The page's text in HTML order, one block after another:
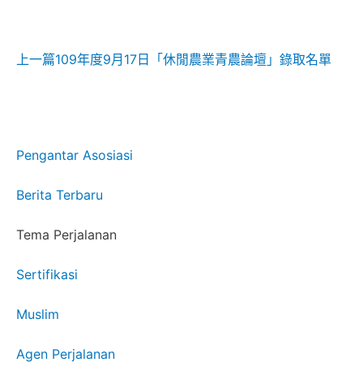
上一篇109年度9月17日「休閒農業青農論壇」錄取名單
Pengantar Asosiasi
Berita Terbaru
Tema Perjalanan
Sertifikasi
Muslim
Agen Perjalanan